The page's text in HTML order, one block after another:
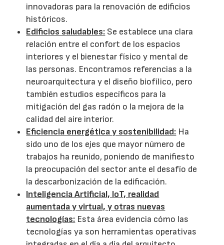
innovadoras para la renovación de edificios
históricos.
Edificios saludables: Se establece una clara
relación entre el confort de los espacios
interiores y el bienestar físico y mental de
las personas. Encontramos referencias a la
neuroarquitectura y el diseño biofílico, pero
también estudios específicos para la
mitigación del gas radón o la mejora de la
calidad del aire interior.
Eficiencia energética y sostenibilidad: Ha
sido uno de los ejes que mayor número de
trabajos ha reunido, poniendo de manifiesto
la preocupación del sector ante el desafío de
la descarbonización de la edificación.
Inteligencia Artificial, IoT, realidad
aumentada y virtual, y otras nuevas
tecnologías: Esta área evidencia cómo las
tecnologías ya son herramientas operativas